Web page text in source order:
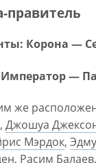
правитель
Корона —
Император —
же
, Джошуа
Мэрдок,
, Расим Балаев,